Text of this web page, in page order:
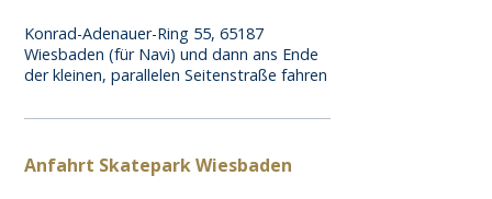
Konrad-Adenauer-Ring 55, 65187
Wiesbaden (für Navi) und dann ans Ende
der kleinen, parallelen Seitenstraße fahren
Anfahrt Skatepark Wiesbaden